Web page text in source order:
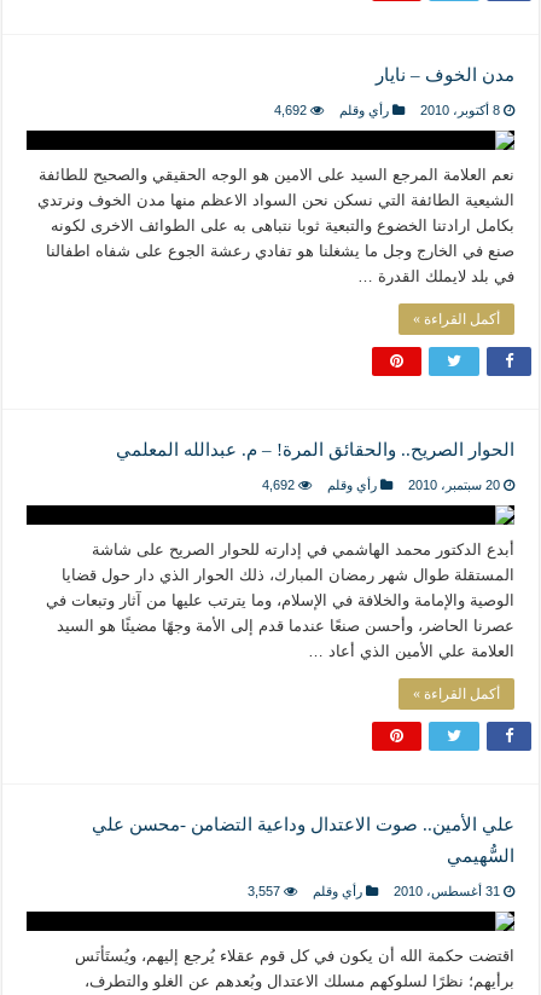
مدن الخوف – نايار
8 أكتوبر، 2010 رأي وقلم 4,692
نعم العلامة المرجع السيد على الامين هو الوجه الحقيقي والصحيح للطائفة
الشيعية الطائفة التي نسكن نحن السواد الاعظم منها مدن الخوف ونرتدي
بكامل ارادتنا الخضوع والتبعية ثوبا نتباهى به على الطوائف الاخرى لكونه
صنع في الخارج وجل ما يشغلنا هو تفادي رعشة الجوع على شفاه اطفالنا
في بلد لايملك القدرة …
أكمل القراءة »
الحوار الصريح.. والحقائق المرة! – م. عبدالله المعلمي
20 سبتمبر، 2010 رأي وقلم 4,692
أبدع الدكتور محمد الهاشمي في إدارته للحوار الصريح على شاشة
المستقلة طوال شهر رمضان المبارك، ذلك الحوار الذي دار حول قضايا
الوصية والإمامة والخلافة في الإسلام، وما يترتب عليها من آثار وتبعات في
عصرنا الحاضر، وأحسن صنعًا عندما قدم إلى الأمة وجهًا مضيئًا هو السيد
العلامة علي الأمين الذي أعاد …
أكمل القراءة »
علي الأمين.. صوت الاعتدال وداعية التضامن -محسن علي
السُّهيمي
31 أغسطس، 2010 رأي وقلم 3,557
اقتضت حكمة الله أن يكون في كل قوم عقلاء يُرجع إليهم، ويُستَأنَس
برأيهم؛ نظرًا لسلوكهم مسلك الاعتدال وبُعدهم عن الغلو والتطرف،